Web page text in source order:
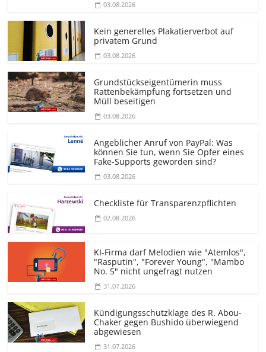
03.08.2026
Kein generelles Plakatierverbot auf
privatem Grund
03.08.2026
Grundstücks­eigentümerin muss
Rattenbekämpfung fortsetzen und
Müll beseitigen
03.08.2026
Angeblicher Anruf von PayPal: Was
können Sie tun, wenn Sie Opfer eines
Fake-Supports geworden sind?
03.08.2026
Checkliste für Transparenz­pflichten
02.08.2026
KI-Firma darf Melodien wie "Atemlos",
"Rasputin", "Forever Young", "Mambo
No. 5" nicht ungefragt nutzen
31.07.2026
Kündigungs­schutzklage des R. Abou-
Chaker gegen Bushido überwiegend
abgewiesen
31.07.2026